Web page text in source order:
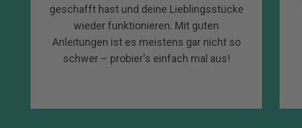
geschafft hast und deine Lieblingsstücke
wieder funktionieren. Mit guten
Anleitungen ist es meistens gar nicht so
schwer – probier's einfach mal aus!